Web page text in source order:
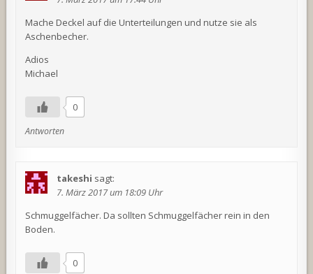
Mache Deckel auf die Unterteilungen und nutze sie als
Aschenbecher.
Adios
Michael
0
Antworten
takeshi sagt:
7. März 2017 um 18:09 Uhr
Schmuggelfächer. Da sollten Schmuggelfächer rein in den
Boden.
0